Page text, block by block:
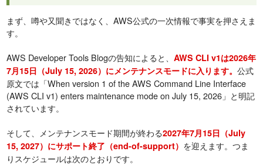
まず、噂や又聞きではなく、AWS公式の一次情報で事実を押さえま
す。
AWS Developer Tools Blogの告知によると、AWS CLI v1は2026年
7月15日（July 15, 2026）にメンテナンスモードに入ります。公式
原文では「When version 1 of the AWS Command Line Interface
(AWS CLI v1) enters maintenance mode on July 15, 2026」と明記
されています。
そして、メンテナンスモード期間が終わる2027年7月15日（July
15, 2027）にサポート終了（end-of-support） を迎えます。つま
りスケジュールは次のとおりです。